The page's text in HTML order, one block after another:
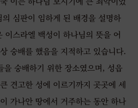
심판이 임하게 된 배경을 설명하
이스라엘 백성이 하나님의 뜻을 어
숭배를 했음을 지적하고 있습니다.
숭배하기 위한 장소였으며, 성읍
견고한 성에 이르기까지 곳곳에 세
가나안 땅에서 거주하는 동안 하나